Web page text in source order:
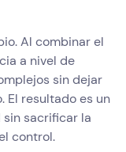
Al combinar el
a nivel de
sin dejar
El resultado es un
sacrificar la
control.